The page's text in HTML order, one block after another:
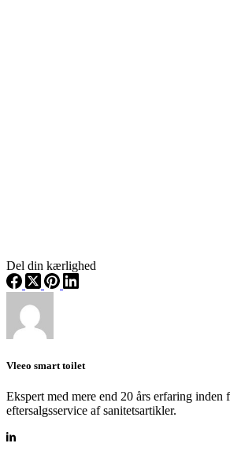
Del din kærlighed
Vleeo smart toilet
Ekspert med mere end 20 års erfaring
eftersalgsservice af sanitetsartikler.